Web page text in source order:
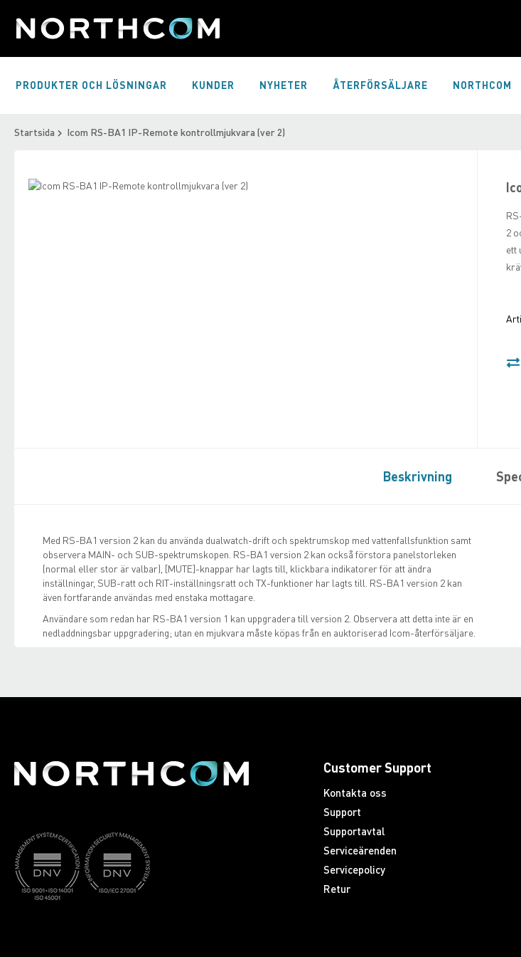
Skip
PRODUKTER OCH LÖSNINGAR KUNDER NYHETER ÅTERFÖRSÄLJARE NORTHCOM
Startsida Icom RS-BA1 IP-Remote kontrollmjukvara (ver 2)
2
ett
Skip
Beskrivning
Med RS-BA1 version 2 kan du använda dualwatch-drift och spektrumskop med vattenfallsfunktion samt
observera MAIN- och SUB-spektrumskopen. RS-BA1 version 2 kan också förstora panelstorleken
(normal eller stor är valbar), [MUTE]-knappar har lagts till, klickbara indikatorer för att ändra
inställningar, SUB-ratt och RIT-inställningsratt och TX-funktioner har lagts till. RS-BA1 version 2 kan
även fortfarande användas med enstaka mottagare.
Användare som redan har RS-BA1 version 1 kan uppgradera till version 2. Observera att detta inte är en
nedladdningsbar uppgradering; utan en mjukvara måste köpas från en auktoriserad Icom-återförsäljare.
Customer Support
Kontakta oss
Support
Supportavtal
Serviceärenden
Servicepolicy
Retur